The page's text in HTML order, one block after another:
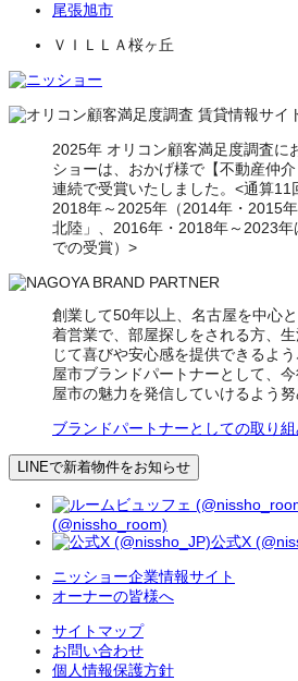
尾張旭市
ＶＩＬＬＡ桜ヶ丘
2025年 オリコン顧客満足度調査に
ショーは、おかげ様で【不動産仲
連続で受賞いたしました。<通算
2018年～2025年（2014年・2015
北陸」、2016年・2018年～2023年
での受賞）>
創業して50年以上、名古屋を中心
着営業で、部屋探しをされる方、
じて喜びや安心感を提供できるよ
屋市ブランドパートナーとして、
屋市の魅力を発信していけるよう努
ブランドパートナーとしての取り
LINEで新着物件をお知らせ
(@nissho_room)
公式X
ニッショー企業情報サイト
オーナーの皆様へ
サイトマップ
お問い合わせ
個人情報保護方針